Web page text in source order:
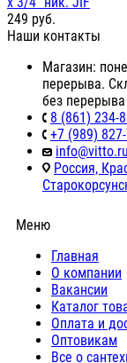
249 руб.
Наши контакты
Магазин:
перерыва.
без перерыва
8 (861) 234-
+7 (989)
info@vitto.ru
Россия,
Меню
Главная
О компании
Вакансии
Каталог
Оплата и
Оптовикам
Все о